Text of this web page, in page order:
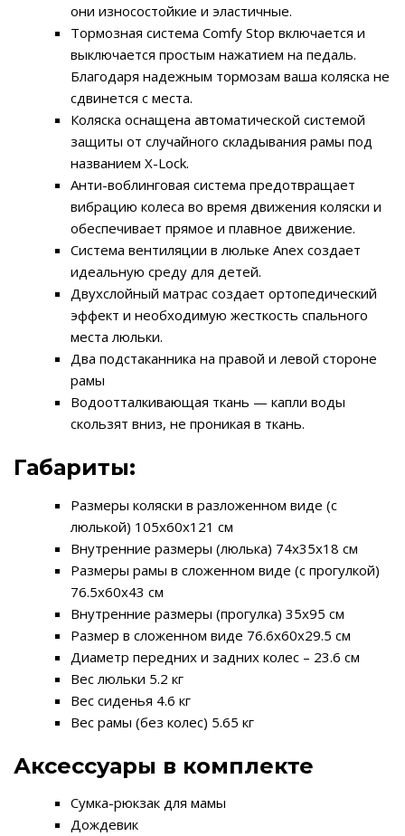
они износостойкие и эластичные.
Тормозная система Comfy Stop включается и
выключается простым нажатием на педаль.
Благодаря надежным тормозам ваша коляска не
сдвинется с места.
Коляска оснащена автоматической системой
защиты от случайного складывания рамы под
названием X-Lock.
Анти-воблинговая система предотвращает
вибрацию колеса во время движения коляски и
обеспечивает прямое и плавное движение.
Система вентиляции в люльке Anex создает
идеальную среду для детей.
Двухслойный матрас создает ортопедический
эффект и необходимую жесткость спального
места люльки.
Два подстаканника на правой и левой стороне
рамы
Водоотталкивающая ткань — капли воды
скользят вниз, не проникая в ткань.
Габариты:
Размеры коляски в разложенном виде (с
люлькой) 105х60х121 см
Внутренние размеры (люлька) 74х35х18 см
Размеры рамы в сложенном виде (с прогулкой)
76.5х60х43 см
Внутренние размеры (прогулка) 35х95 см
Размер в сложенном виде 76.6х60х29.5 см
Диаметр передних и задних колес – 23.6 см
Веc люльки 5.2 кг
Вес сиденья 4.6 кг
Вес рамы (без колес) 5.65 кг
Аксессуары в комплекте
Сумка-рюкзак для мамы
Дождевик